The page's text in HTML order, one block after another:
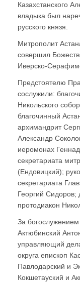
Казахстанского
владыка был
русского князя.
Митрополит
совершил
Иверско-
Предстоятелю
сослужили:
Никольского
благочинный
архимандрит
Александр
иеромонах
секретариата
(Ендовицкий);
секретариата
Георгий Сидоров;
протодиакон
За
Актюбинский
управляющий
округа епископ
Павлодарский и
Кокшетауский и